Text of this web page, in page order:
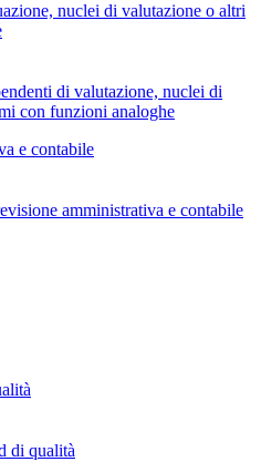
nuclei di valutazione o altri
di valutazione, nuclei di
con funzioni analoghe
e contabile
amministrativa e contabile
di qualità